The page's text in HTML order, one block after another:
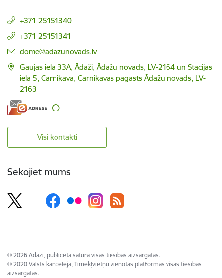
+371 25151340
+371 25151341
E-pasts:
dome@adazunovads.lv
Gaujas iela 33A, Ādaži, Ādažu novads, LV-2164 un Stacijas
iela 5, Carnikava, Carnikavas pagasts Ādažu novads, LV-
2163
Visi kontakti
Sekojiet mums
© 2026 Ādaži, publicētā satura visas tiesības aizsargātas.
© 2020 Valsts kanceleja, Tīmekļvietņu vienotās platformas visas tiesības
aizsargātas.